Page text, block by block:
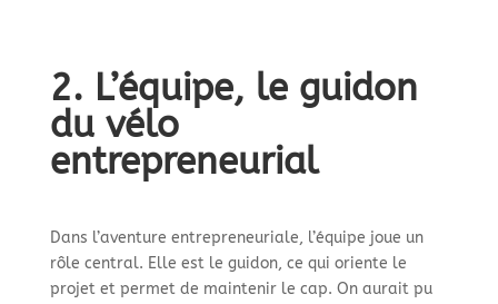
2. L’équipe, le guidon
du vélo
entrepreneurial
Dans l’aventure entrepreneuriale, l’équipe joue un
rôle central. Elle est le guidon, ce qui oriente le
projet et permet de maintenir le cap. On aurait pu